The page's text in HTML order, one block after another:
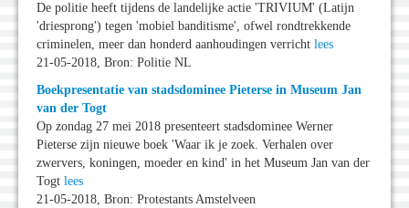
De politie heeft tijdens de landelijke actie 'TRIVIUM' (Latijn
'driesprong') tegen 'mobiel banditisme', ofwel rondtrekkende
criminelen, meer dan honderd aanhoudingen verricht lees
21-05-2018, Bron: Politie NL
Boekpresentatie van stadsdominee Pieterse in Museum Jan
van der Togt
Op zondag 27 mei 2018 presenteert stadsdominee Werner
Pieterse zijn nieuwe boek 'Waar ik je zoek. Verhalen over
zwervers, koningen, moeder en kind' in het Museum Jan van der
Togt lees
21-05-2018, Bron: Protestants Amstelveen